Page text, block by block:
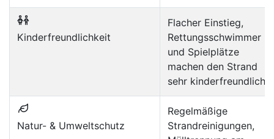
Kinderfreundlichkeit
Flacher Einstieg,
Rettungsschwimmer
und Spielplätze
machen den Strand
sehr kinderfreundlich
Natur- & Umweltschutz
Regelmäßige
Strandreinigungen,